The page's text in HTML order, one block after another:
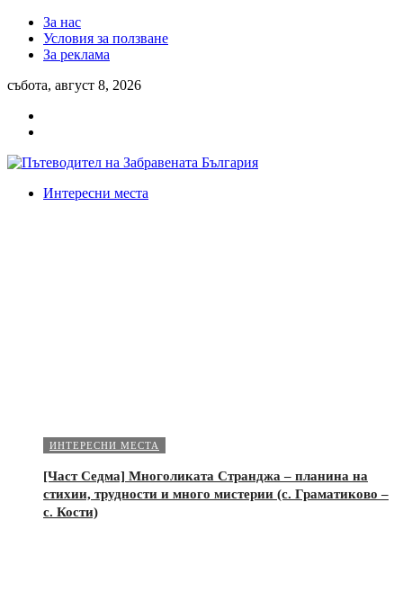
За нас
Условия за ползване
За реклама
събота, август 8, 2026
Интересни места
ИНТЕРЕСНИ МЕСТА
[Част Седма] Многоликата Странджа – планина на
стихии, трудности и много мистерии (с. Граматиково –
с. Кости)